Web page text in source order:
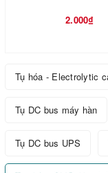
2.000₫
Tụ hóa - Electrolytic
Tụ DC bus máy hàn
Tụ DC bus UPS